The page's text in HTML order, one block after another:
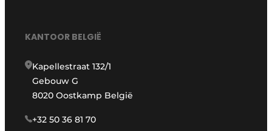
KANTOOR BELGIË
Kapellestraat 132/1
Gebouw G
8020 Oostkamp België
+32 50 36 81 70